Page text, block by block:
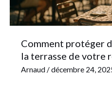
Comment protéger
la terrasse de votre
Arnaud/décembre 24,
terrasse
de
restaurant